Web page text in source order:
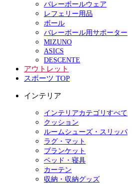
バレーボールウェア
レフェリー用品
ボール
バレーボール用サポーター
MIZUNO
ASICS
DESCENTE
アウトレット
スポーツ TOP
インテリア
インテリアカテゴリすべて
クッション
ルームシューズ・スリッパ
ラグ・マット
ブランケット
ベッド・寝具
カーテン
収納・収納グッズ